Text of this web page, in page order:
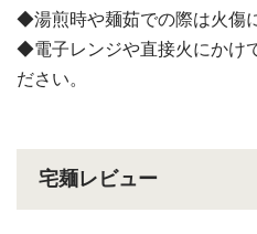
◆湯煎時や麺茹での際は火傷
◆電子レンジや直接火にかけ
ださい。
宅麺レビュー